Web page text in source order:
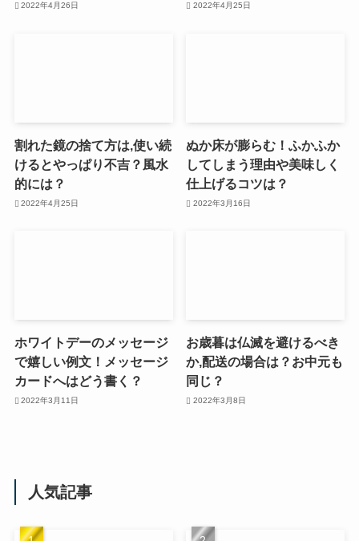
2022年4月26日 2022年4月25日
割れた鏡の捨て方は,使い続
けるとやっぱり不吉？風水
的には？
2022年4月25日
ぬか床が膨らむ！ふかふか
してしまう理由や美味しく
仕上げるコツは？
2022年3月16日
ホワイトデーのメッセージ
で嬉しい例文！メッセージ
カードへはどう書く？
2022年3月11日
お歳暮は仏滅を避けるべき
か,配送の場合は？お中元も
同じ？
2022年3月8日
人気記事